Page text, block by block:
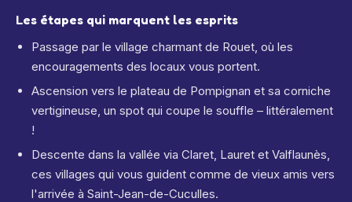
Les étapes qui marquent les esprits
Passage par le village charmant de Rouet, où les
encouragements des locaux vous portent.
Ascension vers le plateau de Pompignan et sa corniche
vertigineuse, un spot qui coupe le souffle – littéralement
!
Descente dans la vallée via Claret, Lauret et Valflaunès,
ces villages qui vous guident comme de vieux amis vers
l'arrivée à Saint-Jean-de-Cuculles.